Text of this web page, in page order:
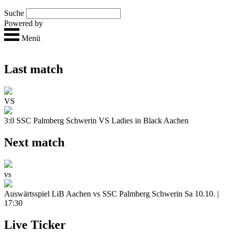
Suche
Powered by
Menü
Last match
VS
3:0 SSC Palmberg Schwerin VS Ladies in Black Aachen
Next match
vs
Auswärtsspiel LiB Aachen vs SSC Palmberg Schwerin Sa 10.10. |
17:30
Live Ticker